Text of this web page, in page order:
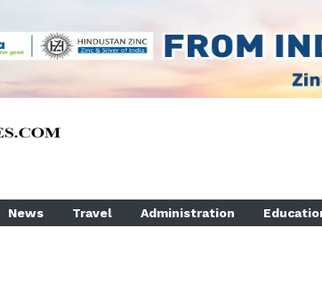
News Travel Administration